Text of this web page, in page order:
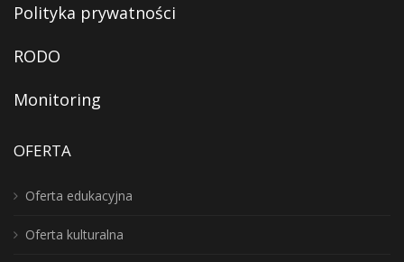
Polityka prywatności
RODO
Monitoring
OFERTA
Oferta edukacyjna
Oferta kulturalna